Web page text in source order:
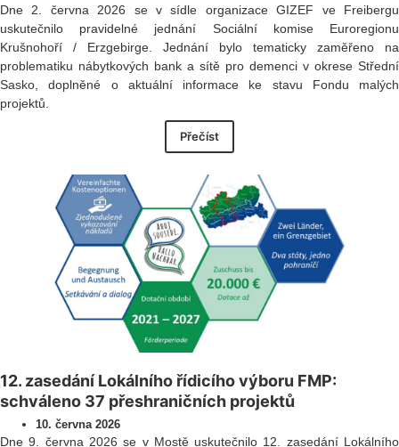
Dne 2. června 2026 se v sídle organizace GIZEF ve Freibergu
uskutečnilo pravidelné jednání Sociální komise Euroregionu
Krušnohoří / Erzgebirge. Jednání bylo tematicky zaměřeno na
problematiku nábytkových bank a sítě pro demenci v okrese Střední
Sasko, doplněné o aktuální informace ke stavu Fondu malých
projektů.
Přečíst
12. zasedání Lokálního řídicího výboru FMP:
schváleno 37 přeshraničních projektů
10. června 2026
Dne 9. června 2026 se v Mostě uskutečnilo 12. zasedání Lokálního